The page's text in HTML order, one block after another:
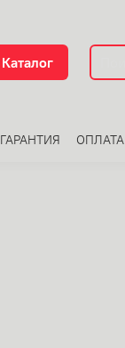
Каталог
ГАРАНТИЯ ОПЛАТА